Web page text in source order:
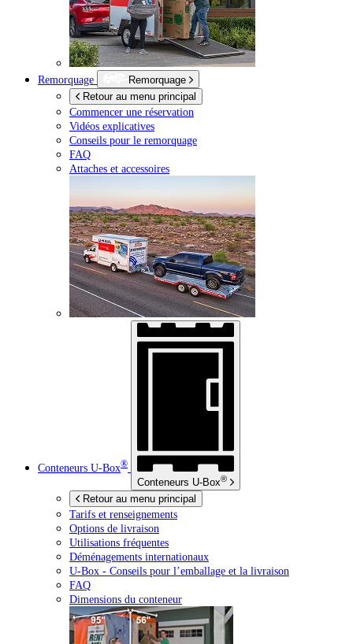
Remorquage
Remorquage
Retour au menu principal
Commencer une réservation
Vidéos explicatives
Conseils pour le remorquage
FAQ
Attaches et accessoires
Conteneurs U-Box®
Conteneurs U-Box®
Retour au menu principal
Tarifs et renseignements
Options de livraison
Utilisations fréquentes
Déménagements internationaux
U-Box - Conseils pour l’emballage et la livraison
FAQ
Dimensions du conteneur